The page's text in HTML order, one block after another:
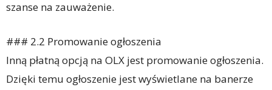
szanse na zauważenie.
### 2.2 Promowanie ogłoszenia
Inną płatną opcją na OLX jest promowanie ogłoszenia.
Dzięki temu ogłoszenie jest wyświetlane na banerze